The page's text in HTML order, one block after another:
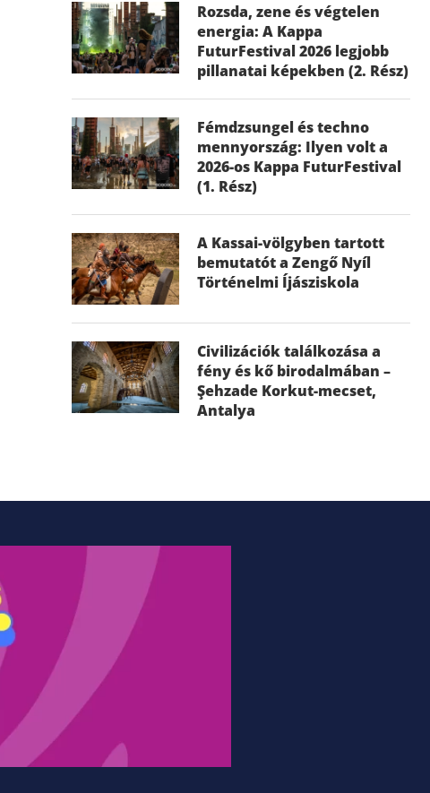
Rozsda, zene és végtelen
energia: A Kappa
FuturFestival 2026 legjobb
pillanatai képekben (2. Rész)
Fémdzsungel és techno
mennyország: Ilyen volt a
2026-os Kappa FuturFestival
(1. Rész)
A Kassai-völgyben tartott
bemutatót a Zengő Nyíl
Történelmi Íjásziskola
Civilizációk találkozása a
fény és kő birodalmában –
Şehzade Korkut-mecset,
Antalya